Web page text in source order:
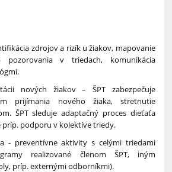
zdrojov a rizík u žiakov, mapovanie
pozorovania v triedach, komunikácia
nových žiakov – ŠPT zabezpečuje
prijímania nového žiaka, stretnutie
ŠPT sleduje adaptačný proces dieťaťa
príp. podporu v kolektíve triedy.
- preventívne aktivity s celými triedami
realizované členom ŠPT, iným
príp. externými odborníkmi).